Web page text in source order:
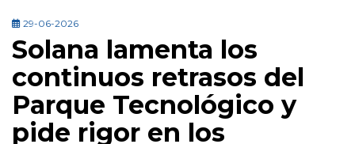
29-06-2026
Solana lamenta los
continuos retrasos del
Parque Tecnológico y
pide rigor en los